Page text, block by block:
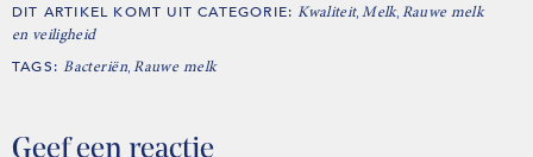
DIT ARTIKEL KOMT UIT CATEGORIE:Kwaliteit, Melk, Rauwe melk
en veiligheid
TAGS:Bacteriën Rauwe melk
Geef een reactie